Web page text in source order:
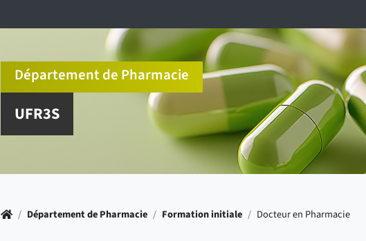
Département de Pharmacie
UFR3S
Accueil
/ Département de Pharmacie / Formation initiale / Docteur en Pharmacie